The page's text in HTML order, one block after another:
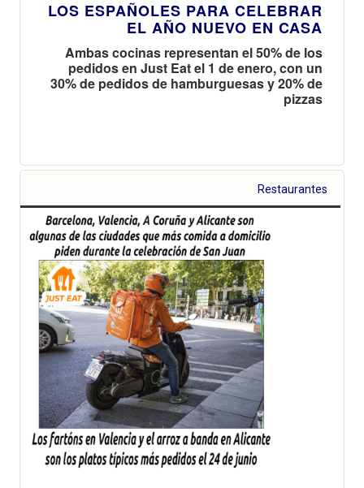
LOS ESPAÑOLES PARA CELEBRAR
EL AÑO NUEVO EN CASA
Ambas cocinas representan el 50% de los
pedidos en Just Eat el 1 de enero, con un
30% de pedidos de hamburguesas y 20% de
pizzas
Restaurantes